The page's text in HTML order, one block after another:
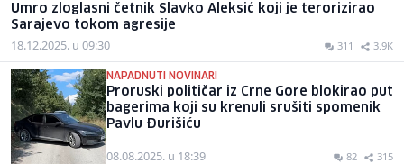
Umro zloglasni četnik Slavko Aleksić koji je terorizirao
Sarajevo tokom agresije
18.12.2025. u 09:30 311 3.9K
NAPADNUTI NOVINARI
Proruski političar iz Crne Gore blokirao put
bagerima koji su krenuli srušiti spomenik
Pavlu Đurišiću
08.08.2025. u 18:39 82 315